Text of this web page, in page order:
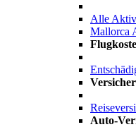
Alle
Mallorca
Auto-